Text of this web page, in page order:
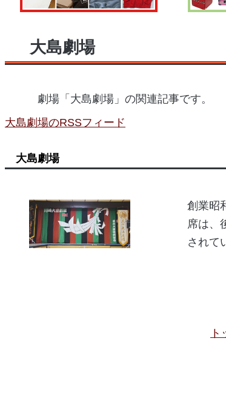
大島劇場
劇場「大島劇場」の関連記事です。
大島劇場のRSSフィード
大島劇場
創業昭
席は、
されて